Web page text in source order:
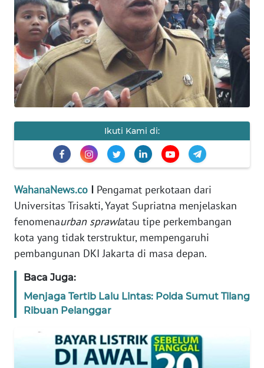
Ikuti Kami di:
WahanaNews.co I Pengamat perkotaan dari
Universitas Trisakti, Yayat Supriatna menjelaskan
fenomenaurban sprawlatau tipe perkembangan
kota yang tidak terstruktur, mempengaruhi
pembangunan DKI Jakarta di masa depan.
Baca Juga:
Menjaga Tertib Lalu Lintas: Polda Sumut Tilang
Ribuan Pelanggar
PERISTIWA
Informasi
INDEKS
BERITA
KAMI
IKLAN
TENTANG
KAMI
PEDOMAN
MEDIA
REDAKSI
DISCLAIMER